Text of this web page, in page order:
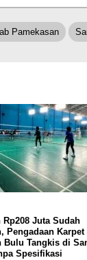
Pamekasan
Rp208 Juta Sudah
Pengadaan
Bulu Tangkis di
Spesifikasi